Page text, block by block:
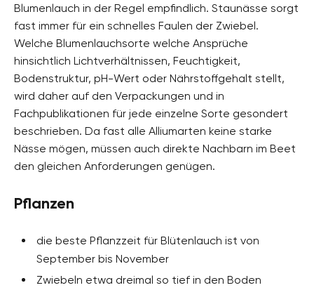
Blumenlauch in der Regel empfindlich. Staunässe sorgt
fast immer für ein schnelles Faulen der Zwiebel.
Welche Blumenlauchsorte welche Ansprüche
hinsichtlich Lichtverhältnissen, Feuchtigkeit,
Bodenstruktur, pH-Wert oder Nährstoffgehalt stellt,
wird daher auf den Verpackungen und in
Fachpublikationen für jede einzelne Sorte gesondert
beschrieben. Da fast alle Alliumarten keine starke
Nässe mögen, müssen auch direkte Nachbarn im Beet
den gleichen Anforderungen genügen.
Pflanzen
die beste Pflanzzeit für Blütenlauch ist von
September bis November
Zwiebeln etwa dreimal so tief in den Boden